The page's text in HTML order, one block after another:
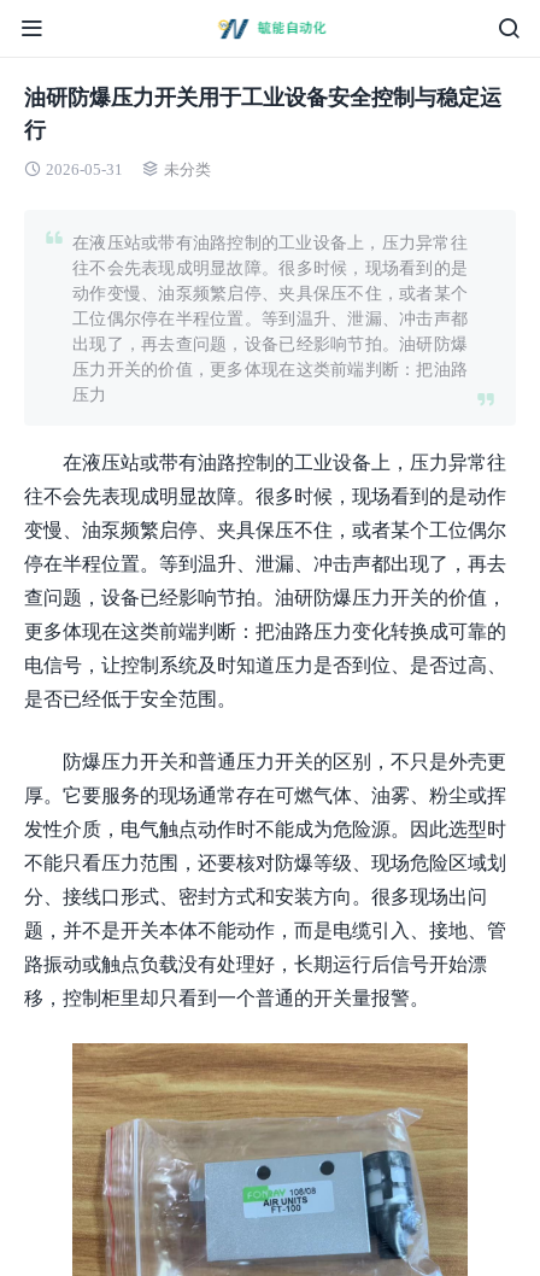
油研防爆压力开关用于工业设备安全控制与稳定运
行
2026-05-31 未分类
在液压站或带有油路控制的工业设备上，压力异常往
往不会先表现成明显故障。很多时候，现场看到的是
动作变慢、油泵频繁启停、夹具保压不住，或者某个
工位偶尔停在半程位置。等到温升、泄漏、冲击声都
出现了，再去查问题，设备已经影响节拍。油研防爆
压力开关的价值，更多体现在这类前端判断：把油路
压力
在液压站或带有油路控制的工业设备上，压力异常往
往不会先表现成明显故障。很多时候，现场看到的是动作
变慢、油泵频繁启停、夹具保压不住，或者某个工位偶尔
停在半程位置。等到温升、泄漏、冲击声都出现了，再去
查问题，设备已经影响节拍。油研防爆压力开关的价值，
更多体现在这类前端判断：把油路压力变化转换成可靠的
电信号，让控制系统及时知道压力是否到位、是否过高、
是否已经低于安全范围。
防爆压力开关和普通压力开关的区别，不只是外壳更
厚。它要服务的现场通常存在可燃气体、油雾、粉尘或挥
发性介质，电气触点动作时不能成为危险源。因此选型时
不能只看压力范围，还要核对防爆等级、现场危险区域划
分、接线口形式、密封方式和安装方向。很多现场出问
题，并不是开关本体不能动作，而是电缆引入、接地、管
路振动或触点负载没有处理好，长期运行后信号开始漂
移，控制柜里却只看到一个普通的开关量报警。